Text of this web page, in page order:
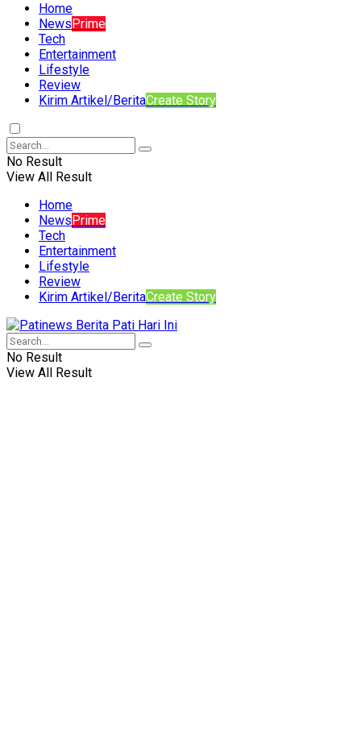
Home
NewsPrime
Tech
Entertainment
Lifestyle
Review
Kirim Artikel/BeritaCreate Story
No Result
View All Result
Home
NewsPrime
Tech
Entertainment
Lifestyle
Review
Kirim Artikel/BeritaCreate Story
No Result
View All Result